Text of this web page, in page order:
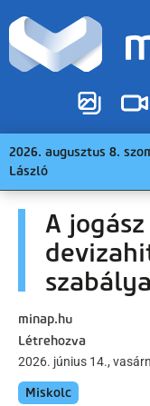
2026. augusztus 8.
László
A
minap.hu
Létrehozva
2026. június 14.,
Miskolc